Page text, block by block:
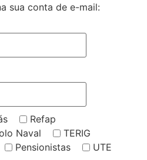
sua conta de e-mail:
Refap
Naval
TERIG
Pensionistas
UTE